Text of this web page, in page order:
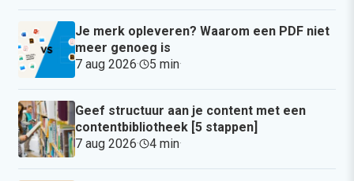
Je merk opleveren? Waarom een PDF niet
meer genoeg is
7 aug 2026· 5 min·
Geef structuur aan je content met een
contentbibliotheek [5 stappen]
7 aug 2026· 4 min·